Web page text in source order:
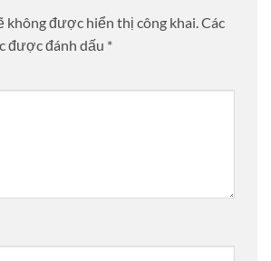
không được hiển thị công khai.Các
được đánh dấu *